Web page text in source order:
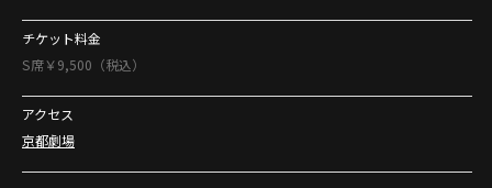
チケット料金
S席￥9,500（税込）
アクセス
京都劇場